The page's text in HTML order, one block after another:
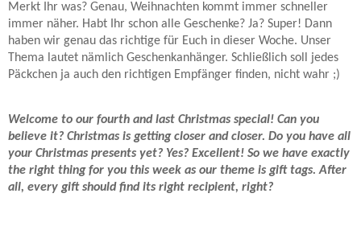
Merkt Ihr was? Genau, Weihnachten kommt immer schneller
immer näher. Habt Ihr schon alle Geschenke? Ja? Super! Dann
haben wir genau das richtige für Euch in dieser Woche. Unser
Thema lautet nämlich Geschenkanhänger. Schließlich soll jedes
Päckchen ja auch den richtigen Empfänger finden, nicht wahr ;)
Welcome to our fourth and last Christmas special! Can you
believe it? Christmas is getting closer and closer. Do you have all
your Christmas presents yet? Yes? Excellent! So we have exactly
the right thing for you this week as our theme is gift tags. After
all, every gift should find its right recipient, right?